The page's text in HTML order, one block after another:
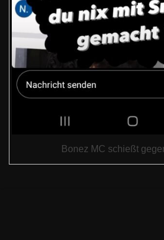
Bonez MC schießt